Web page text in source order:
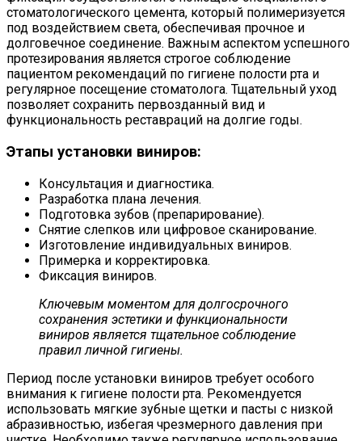
стоматологического цемента, который полимеризуется
под воздействием света, обеспечивая прочное и
долговечное соединение. Важным аспектом успешного
протезирования является строгое соблюдение
пациентом рекомендаций по гигиене полости рта и
регулярное посещение стоматолога. Тщательный уход
позволяет сохранить первозданный вид и
функциональность реставраций на долгие годы.
Этапы установки виниров:
Консультация и диагностика.
Разработка плана лечения.
Подготовка зубов (препарирование).
Снятие слепков или цифровое сканирование.
Изготовление индивидуальных виниров.
Примерка и корректировка.
Фиксация виниров.
Ключевым моментом для долгосрочного
сохранения эстетики и функциональности
виниров является тщательное соблюдение
правил личной гигиены.
Период после установки виниров требует особого
внимания к гигиене полости рта. Рекомендуется
использовать мягкие зубные щетки и пасты с низкой
абразивностью, избегая чрезмерного давления при